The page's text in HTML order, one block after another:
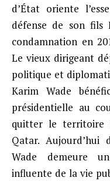
d’État oriente
défense de son fils
condamnation en
Le vieux dirigeant
politique et
Karim Wade
présidentielle au
quitter le territoire
Qatar. Aujourd’hui
Wade demeure
influente de la vie